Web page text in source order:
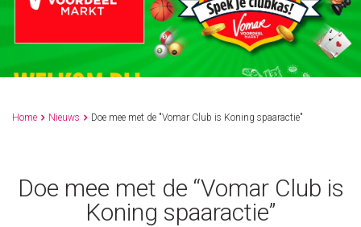
Home  Nieuws  Doe mee met de "Vomar Club is Koning spaaractie"
Doe mee met de “Vomar Club is
Koning spaaractie”